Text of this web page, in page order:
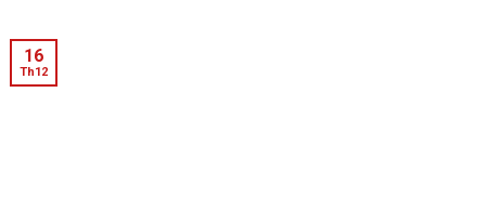
16
Th12